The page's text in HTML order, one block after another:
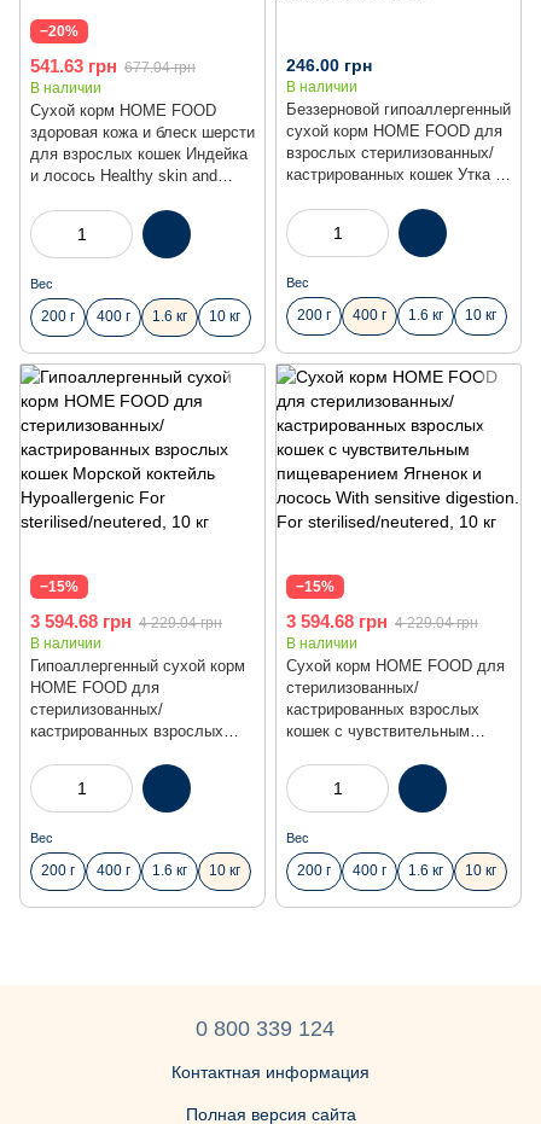
−20%
Сухой корм HOME FOOD
здоровая кожа и блеск шерсти
для взрослых кошек Индейка
и лосось Healthy skin and
541.63 грн 677.04 грн
В наличии
Вес
200 г 400 г 1.6 кг 10 кг
Беззерновой гипоаллергенный
сухой корм HOME FOOD для
взрослых стерилизованных/
кастрированных кошек Утка и
hypoallergenic. Suitable for
exotic breeds, 400 г
246.00 грн
В наличии
Вес
200 г 400 г 1.6 кг 10 кг
−15%
Гипоаллергенный сухой корм
HOME FOOD для
стерилизованных/
кастрированных взрослых
Hypoallergenic For
sterilised/neutered, 10 кг
3 594.68 грн 4 229.04 грн
В наличии
Вес
200 г 400 г 1.6 кг 10 кг
−15%
Сухой корм HOME FOOD для
стерилизованных/
кастрированных взрослых
кошек с чувствительным
лосось With sensitive
digestion. For
sterilised/neutered, 10 кг
3 594.68 грн 4 229.04 грн
В наличии
Вес
200 г 400 г 1.6 кг 10 кг
0 800 339 124
Контактная информация
Полная версия сайта